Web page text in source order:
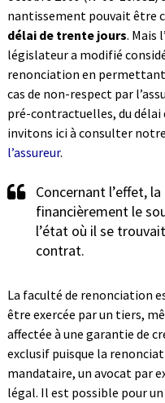
nantissement pouvait être
délai de trente jours. Mais
législateur a modifié
renonciation en
cas de non-respect par
pré-contractuelles, du délai
invitons ici à consulter
l’assureur.
Concernant l’effet,
financièrement le
l’état où il se
contrat.
La faculté de renonciation
être exercée par un tiers,
affectée à une garantie de
exclusif puisque la
mandataire, un avocat par
légal. Il est possible pour